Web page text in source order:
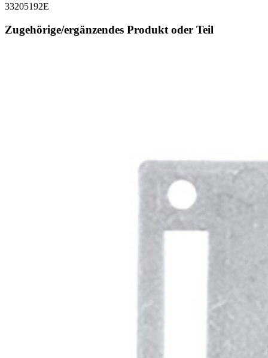
33205192E
Zugehörige/ergänzendes Produkt oder Teil